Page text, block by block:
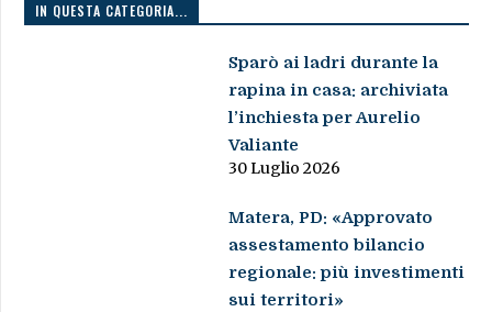
IN QUESTA CATEGORIA...
Sparò ai ladri durante la
rapina in casa: archiviata
l’inchiesta per Aurelio
Valiante
30 Luglio 2026
Matera, PD: «Approvato
assestamento bilancio
regionale: più investimenti
sui territori»